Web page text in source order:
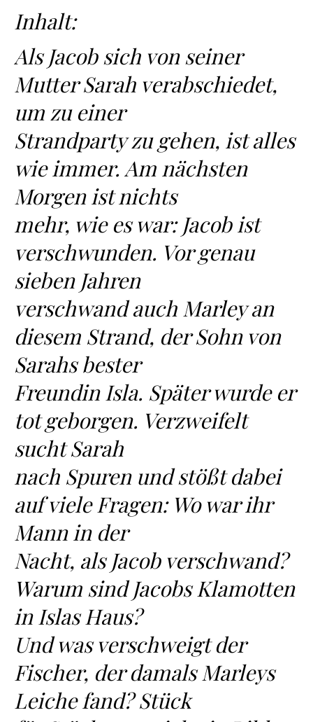
Inhalt:
Als Jacob sich von seiner
Mutter Sarah verabschiedet,
um zu einer
Strandparty zu gehen, ist alles
wie immer. Am nächsten
Morgen ist nichts
mehr, wie es war: Jacob ist
verschwunden. Vor genau
sieben Jahren
verschwand auch Marley an
diesem Strand, der Sohn von
Sarahs bester
Freundin Isla. Später wurde er
tot geborgen. Verzweifelt
sucht Sarah
nach Spuren und stößt dabei
auf viele Fragen: Wo war ihr
Mann in der
Nacht, als Jacob verschwand?
Warum sind Jacobs Klamotten
in Islas Haus?
Und was verschweigt der
Fischer, der damals Marleys
Leiche fand? Stück